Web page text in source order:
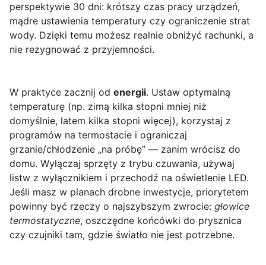
perspektywie 30 dni: krótszy czas pracy urządzeń,
mądre ustawienia temperatury czy ograniczenie strat
wody. Dzięki temu możesz realnie obniżyć rachunki, a
nie rezygnować z przyjemności.
W praktyce zacznij od energii. Ustaw optymalną
temperaturę (np. zimą kilka stopni mniej niż
domyślnie, latem kilka stopni więcej), korzystaj z
programów na termostacie i ograniczaj
grzanie/chłodzenie „na próbę” — zanim wrócisz do
domu. Wyłączaj sprzęty z trybu czuwania, używaj
listw z wyłącznikiem i przechodź na oświetlenie LED.
Jeśli masz w planach drobne inwestycje, priorytetem
powinny być rzeczy o najszybszym zwrocie: głowice
termostatyczne, oszczędne końcówki do prysznica
czy czujniki tam, gdzie światło nie jest potrzebne.